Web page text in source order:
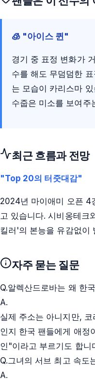
🧊 "아이스 퀸"
경기 중 표정 변화가
수를 해도 무덤덤한
는 모습이 카리스마
수줍은 미소를 보여주
최근 흐름과 전망
"Top 20의 터줏대감"
2024년 마이애미 오픈 4
고 있습니다. 시비옹테크
킬러'의 본능을 유감없이
자주 묻는 질문
Q.알렉산드로바는 왜 한
A.
실제 주소는 아니지만,
인지 한국 팬들에게 애정
인"이라고 부르기도 합니
Q.그녀의 서브 최고 속도
A.